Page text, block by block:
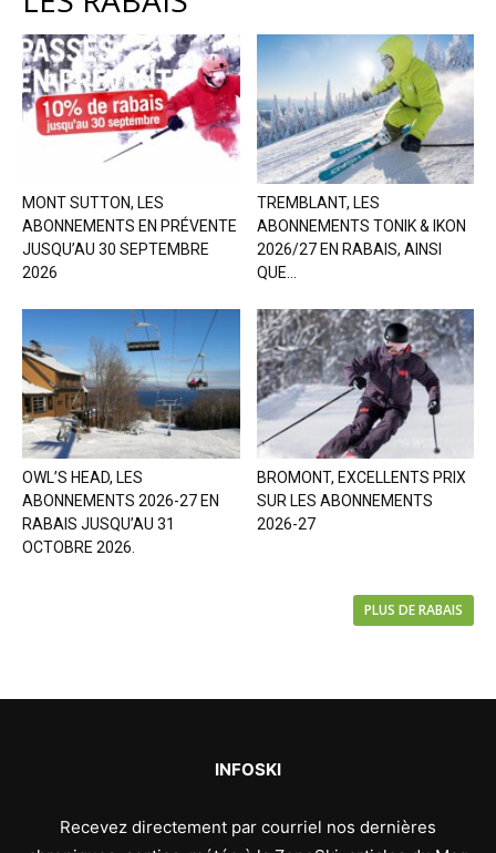
MONT SUTTON, LES
ABONNEMENTS EN PRÉVENTE
JUSQU’AU 30 SEPTEMBRE
2026
TREMBLANT, LES
ABONNEMENTS TONIK & IKON
2026/27 EN RABAIS, AINSI
QUE...
OWL’S HEAD, LES
ABONNEMENTS 2026-27 EN
RABAIS JUSQU’AU 31
OCTOBRE 2026.
BROMONT, EXCELLENTS PRIX
SUR LES ABONNEMENTS
2026-27
PLUS DE RABAIS
INFOSKI
Recevez directement par courriel nos dernières